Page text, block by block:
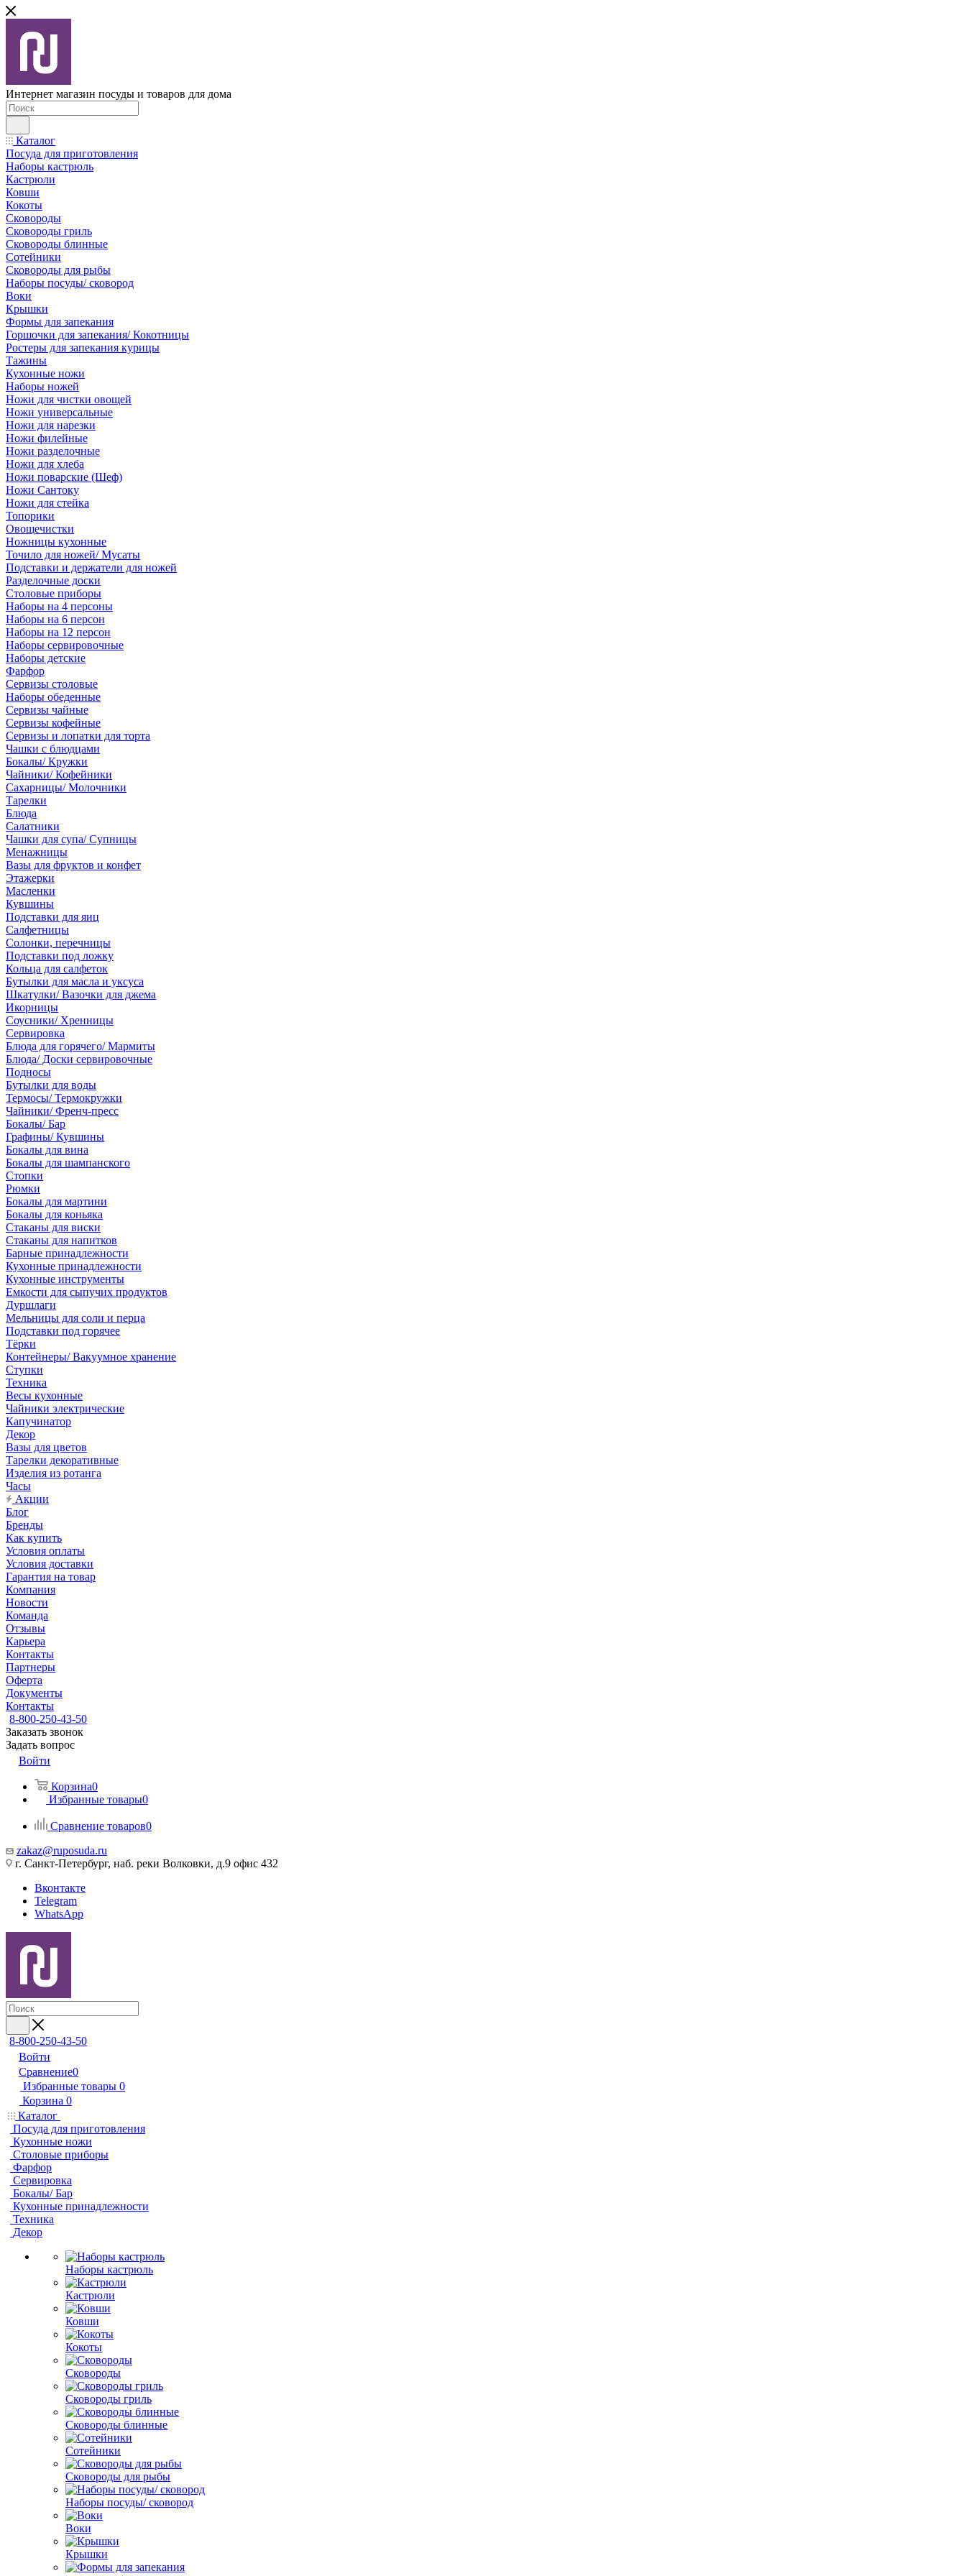
Интернет магазин посуды и товаров для дома
Каталог
Посуда для приготовления
Наборы кастрюль
Кастрюли
Ковши
Кокоты
Сковороды
Сковороды гриль
Сковороды блинные
Сотейники
Сковороды для рыбы
Наборы посуды/ сковород
Воки
Крышки
Формы для запекания
Горшочки для запекания/ Кокотницы
Ростеры для запекания курицы
Тажины
Кухонные ножи
Наборы ножей
Ножи для чистки овощей
Ножи универсальные
Ножи для нарезки
Ножи филейные
Ножи разделочные
Ножи для хлеба
Ножи поварские (Шеф)
Ножи Сантоку
Ножи для стейка
Топорики
Овощечистки
Ножницы кухонные
Точило для ножей/ Мусаты
Подставки и держатели для ножей
Разделочные доски
Столовые приборы
Наборы на 4 персоны
Наборы на 6 персон
Наборы на 12 персон
Наборы сервировочные
Наборы детские
Фарфор
Сервизы столовые
Наборы обеденные
Сервизы чайные
Сервизы кофейные
Сервизы и лопатки для торта
Чашки с блюдцами
Бокалы/ Кружки
Чайники/ Кофейники
Сахарницы/ Молочники
Тарелки
Блюда
Салатники
Чашки для супа/ Супницы
Менажницы
Вазы для фруктов и конфет
Этажерки
Масленки
Кувшины
Подставки для яиц
Салфетницы
Солонки, перечницы
Подставки под ложку
Кольца для салфеток
Бутылки для масла и уксуса
Шкатулки/ Вазочки для джема
Икорницы
Соусники/ Хренницы
Сервировка
Блюда для горячего/ Мармиты
Блюда/ Доски сервировочные
Подносы
Бутылки для воды
Термосы/ Термокружки
Чайники/ Френч-пресс
Бокалы/ Бар
Графины/ Кувшины
Бокалы для вина
Бокалы для шампанского
Стопки
Рюмки
Бокалы для мартини
Бокалы для коньяка
Стаканы для виски
Стаканы для напитков
Барные принадлежности
Кухонные принадлежности
Кухонные инструменты
Емкости для сыпучих продуктов
Дуршлаги
Мельницы для соли и перца
Подставки под горячее
Тёрки
Контейнеры/ Вакуумное хранение
Ступки
Техника
Весы кухонные
Чайники электрические
Капучинатор
Декор
Вазы для цветов
Тарелки декоративные
Изделия из ротанга
Часы
Акции
Блог
Бренды
Как купить
Условия оплаты
Условия доставки
Гарантия на товар
Компания
Новости
Команда
Отзывы
Карьера
Контакты
Партнеры
Оферта
Документы
Контакты
8-800-250-43-50
Заказать звонок
Задать вопрос
Войти
Корзина0
Избранные товары0
Сравнение товаров0
zakaz@ruposuda.ru
г. Санкт-Петербург, наб. реки Волковки, д.9 офис 432
Вконтакте
Telegram
WhatsApp
8-800-250-43-50
Войти
Сравнение0
Избранные товары 0
Корзина 0
Каталог
Посуда для приготовления
Кухонные ножи
Столовые приборы
Фарфор
Сервировка
Бокалы/ Бар
Кухонные принадлежности
Техника
Декор
Наборы кастрюль
Кастрюли
Ковши
Кокоты
Сковороды
Сковороды гриль
Сковороды блинные
Сотейники
Сковороды для рыбы
Наборы посуды/ сковород
Воки
Крышки